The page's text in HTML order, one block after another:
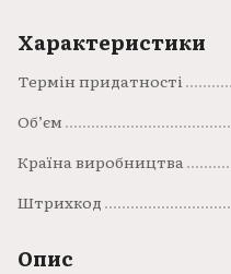
Характеристики
Термін придатності
Об’єм
Країна виробництва
Штрихкод
Опис